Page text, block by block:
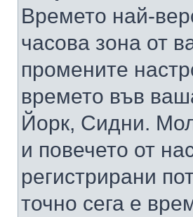
Времето най-
часова зона от
промените
времето във
Йорк, Сидни.
и повечето от
регистрирани
точно сега е